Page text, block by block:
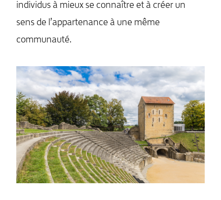
individus à mieux se connaître et à créer un
sens de l’appartenance à une même
communauté.